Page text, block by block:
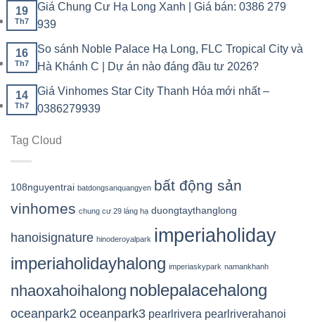
19
Th7
Giá Chung Cư Hạ Long Xanh | Giá bán: 0386 279
939
16
Th7
So sánh Noble Palace Hạ Long, FLC Tropical City và
Hà Khánh C | Dự án nào đáng đầu tư 2026?
14
Th7
Giá Vinhomes Star City Thanh Hóa mới nhất –
0386279939
Tag Cloud
108nguyentrai batdongsanquangyen bất động sản
vinhomes chung cư 29 láng hạ duongtaythanglong
hanoisignature hinoderoyalpark imperiaholiday
imperiaholidayhalong imperiaskypark namankhanh
nhaoxahoihalong noblepalacehalong
oceanpark2 oceanpark3 pearlrivera pearlriverahanoi